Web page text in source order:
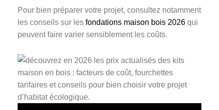
Pour bien préparer votre projet, consultez notamment
les conseils sur les fondations maison bois 2026 qui
peuvent faire varier sensiblement les coûts.